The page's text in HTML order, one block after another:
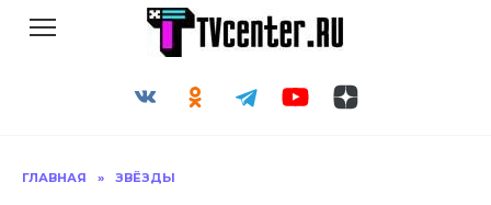
ГЛАВНАЯ » ЗВЁЗДЫ